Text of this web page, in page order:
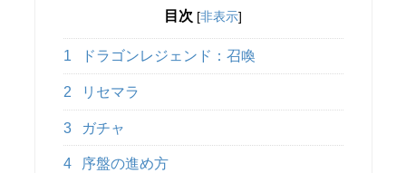
目次 [非表示]
1 ドラゴンレジェンド：召喚
2 リセマラ
3 ガチャ
4 序盤の進め方